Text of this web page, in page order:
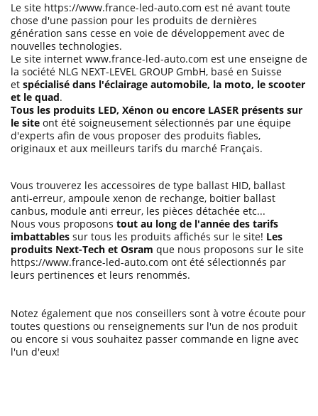
Le site https://www.france-led-auto.com est né avant toute
chose d'une passion pour les produits de dernières
génération sans cesse en voie de développement avec de
nouvelles technologies.
Le site internet www.france-led-auto.com est une enseigne de
la société NLG NEXT-LEVEL GROUP GmbH, basé en Suisse
et spécialisé dans l'éclairage automobile, la moto, le scooter
et le quad.
Tous les produits LED, Xénon ou encore LASER présents sur
le site ont été soigneusement sélectionnés par une équipe
d'experts afin de vous proposer des produits fiables,
originaux et aux meilleurs tarifs du marché Français.
Vous trouverez les accessoires de type ballast HID, ballast
anti-erreur, ampoule xenon de rechange, boitier ballast
canbus, module anti erreur, les pièces détachée etc...
Nous vous proposons tout au long de l'année des tarifs
imbattables sur tous les produits affichés sur le site! Les
produits Next-Tech et Osram que nous proposons sur le site
https://www.france-led-auto.com ont été sélectionnés par
leurs pertinences et leurs renommés.
Notez également que nos conseillers sont à votre écoute pour
toutes questions ou renseignements sur l'un de nos produit
ou encore si vous souhaitez passer commande en ligne avec
l'un d'eux!